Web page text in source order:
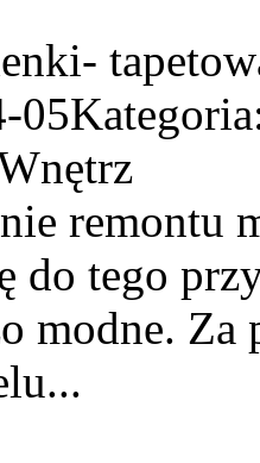
05
remontu
do tego
modne. Za